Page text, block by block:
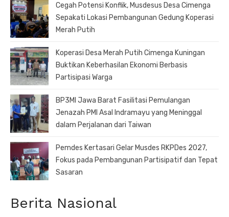
Cegah Potensi Konflik, Musdesus Desa Cimenga
Sepakati Lokasi Pembangunan Gedung Koperasi
Merah Putih
Koperasi Desa Merah Putih Cimenga Kuningan
Buktikan Keberhasilan Ekonomi Berbasis
Partisipasi Warga
BP3MI Jawa Barat Fasilitasi Pemulangan
Jenazah PMI Asal Indramayu yang Meninggal
dalam Perjalanan dari Taiwan
Pemdes Kertasari Gelar Musdes RKPDes 2027,
Fokus pada Pembangunan Partisipatif dan Tepat
Sasaran
Berita Nasional